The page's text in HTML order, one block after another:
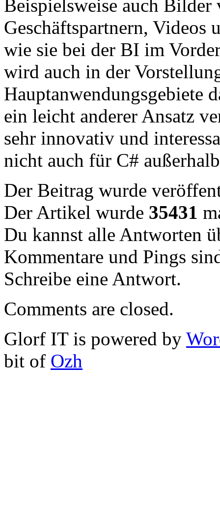
Beispielsweise auch Bilder
Geschäftspartnern, Videos
wie sie bei der BI im
wird auch in der
Hauptanwendungsgebiete
ein leicht anderer Ansatz
sehr innovativ und
nicht auch für C#
Der Beitrag wurde
Der Artikel wurde 35431
Du kannst alle Antworten
Kommentare und Pings
Schreibe eine Antwort.
Comments are closed.
Glorf IT is powered by
bit of Ozh